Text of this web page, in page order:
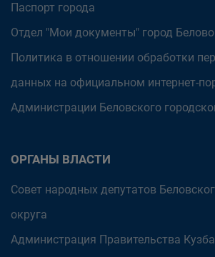
Паспорт города
Отдел "Мои документы" город Белово
Политика в отношении обработки
данных на официальном интернет-
Администрации Беловского
ОРГАНЫ ВЛАСТИ
Совет народных депутатов
округа
Администрация Правительства